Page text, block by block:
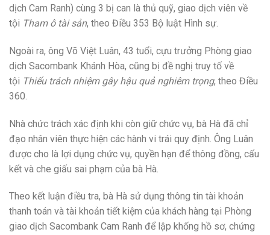
dịch Cam Ranh) cùng 3 bị can là thủ quỹ, giao dịch viên về
tội Tham ô tài sản, theo Điều 353 Bộ luật Hình sự.
Ngoài ra, ông Võ Việt Luân, 43 tuổi, cựu trưởng Phòng giao
dịch Sacombank Khánh Hòa, cũng bị đề nghị truy tố về
tội Thiếu trách nhiệm gây hậu quả nghiêm trọng, theo Điều
360.
Nhà chức trách xác định khi còn giữ chức vụ, bà Hà đã chỉ
đạo nhân viên thực hiện các hành vi trái quy định. Ông Luân
được cho là lợi dụng chức vụ, quyền hạn để thông đồng, cấu
kết và che giấu sai phạm của bà Hà.
Theo kết luận điều tra, bà Hà sử dụng thông tin tài khoản
thanh toán và tài khoản tiết kiệm của khách hàng tại Phòng
giao dịch Sacombank Cam Ranh để lập khống hồ sơ, chứng